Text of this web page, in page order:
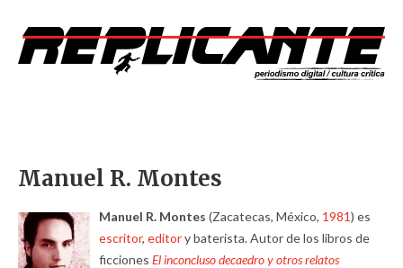
Manuel R. Montes
Manuel R. Montes (Zacatecas, México, 1981) es
escritor, editory baterista. Autor de los libros de
ficciones El inconcluso decaedro y otros relatos